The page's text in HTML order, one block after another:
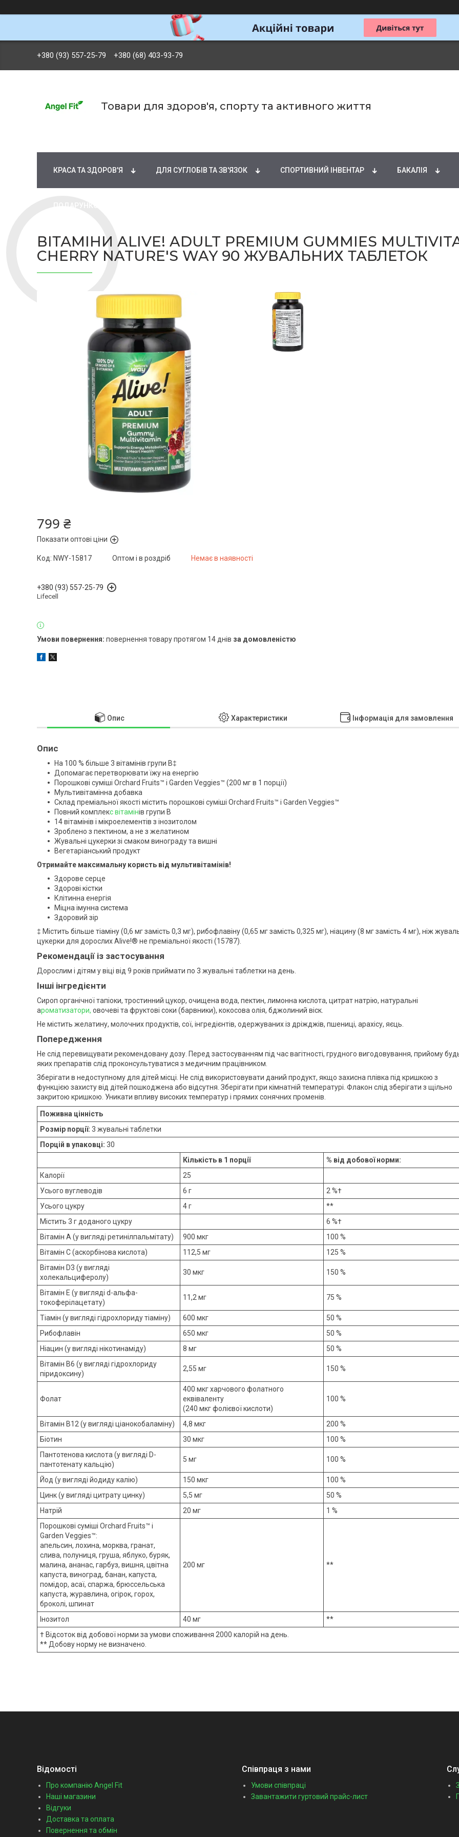
+380 (93) 557-25-79 +380 (68) 403-93-79
Товари для здоров'я, спорту та активного життя
КРАСА ТА ЗДОРОВ'Я ДЛЯ СУГЛОБІВ ТА ЗВ'ЯЗОК СПОРТИВНИЙ ІНВЕНТАР БАКАЛІЯ
ВІТАМІНИ ALIVE! ADULT PREMIUM GUMMIES
CHERRY NATURE'S WAY 90 ЖУВАЛЬНИХ ТАБЛЕТОК
799 ₴
Показати оптові ціни
Немає в наявності
Оптом і в роздріб
Код: NWY-15817
+380 (93) 557-25-79
Lifecell
повернення товару протягом 14 днів за домовленістю
Опис Характеристики Інформація для замовлення
Опис
На 100 % більше 3 вітамінів групи B‡
Допомагає перетворювати їжу на енергію
Порошкові суміші Orchard Fruits™ і Garden Veggies™ (200 мг в 1 порції)
Мультивітамінна добавка
Склад преміальної якості містить порошкові суміші Orchard Fruits™ і Garden Veggies™
Повний комплекс вітамінів групи B
14 вітамінів і мікроелементів з інозитолом
Зроблено з пектином, а не з желатином
Жувальні цукерки зі смаком винограду та вишні
Вегетаріанський продукт
Отримайте максимальну користь від мультивітамінів!
Здорове серце
Здорові кістки
Клітинна енергія
Міцна імунна система
Здоровий зір
‡ Містить більше тіаміну (0,6 мг замість 0,3 мг), рибофлавіну (0,65 мг замість 0,325 мг), ніацину (8 мг замість 4 мг), ніж
цукерки для дорослих Alive!® не преміальної якості (15787).
Рекомендації із застосування
Дорослим і дітям у віці від 9 років приймати по 3 жувальні таблетки на день.
Інші інгредієнти
Сироп органічної тапіоки, тростинний цукор, очищена вода, пектин, лимонна кислота, цитрат натрію, натуральні
ароматизатори, овочеві та фруктові соки (барвники), кокосова олія, бджолиний віск.
Не містить желатину, молочних продуктів, сої, інгредієнтів, одержуваних із дріжджів, пшениці, арахісу, яєць.
Попередження
Не слід перевищувати рекомендовану дозу. Перед застосуванням під час вагітності, грудного вигодовування, прийому
яких препаратів слід проконсультуватися з медичним працівником.
Зберігати в недоступному для дітей місці. Не слід використовувати даний продукт, якщо захисна плівка під кришкою з
функцією захисту від дітей пошкоджена або відсутня. Зберігати при кімнатній температурі. Флакон слід зберігати з щільно
закритою кришкою. Уникати впливу високих температур і прямих сонячних променів.
Поживна цінність
Розмір порції: 3 жувальні таблетки
Порцій в упаковці: 30
Кількість в 1 порції
% від добової норми:
Калорії
25
Усього вуглеводів
6 г
2 %†
Усього цукру
4 г
**
Містить 3 г доданого цукру
6 %†
Вітамін А (у вигляді ретинілпальмітату)
900 мкг
100 %
Вітамін C (аскорбінова кислота)
112,5 мг
125 %
Вітамін D3 (у вигляді
холекальциферолу)
30 мкг 150 %
Вітамін E (у вигляді d-альфа-
токоферілацетату)
11,2 мг 75 %
Тіамін (у вигляді гідрохлориду тіаміну) 600 мкг
50 %
Рибофлавін
650 мкг
50 %
Ніацин (у вигляді нікотинаміду)
8 мг
50 %
Вітамін B6 (у вигляді гідрохлориду
піридоксину)
2,55 мг 150 %
Фолат
400 мкг харчового фолатного
еквіваленту
(240 мкг фолієвої кислоти)
100 %
Вітамін B12 (у вигляді ціанокобаламіну) 4,8 мкг
200 %
Біотин
30 мкг
100 %
Пантотенова кислота (у вигляді D-
пантотенату кальцію)
5 мг 100 %
Йод (у вигляді йодиду калію) 150 мкг
100 %
Цинк (у вигляді цитрату цинку)
5,5 мг
50 %
Натрій
20 мг
1 %
Порошкові суміші Orchard Fruits™ і
Garden Veggies™:
апельсин, лохина, морква, гранат,
слива, полуниця, груша, яблуко, буряк,
малина, ананас, гарбуз, вишня, цвітна
капуста, виноград, банан, капуста,
помідор, асаї, спаржа, брюссельська
капуста, журавлина, огірок, горох,
броколі, шпинат
200 мг **
Інозитол 40 мг
**
† Відсоток від добової норми за умови споживання 2000 калорій на день.
** Добову норму не визначено.
Відомості
Про компанію Angel Fit
Наші магазини
Відгуки
Доставка та оплата
Повернення та обмін
Співпраця з нами
Умови співпраці
Завантажити гуртовий прайс-лист